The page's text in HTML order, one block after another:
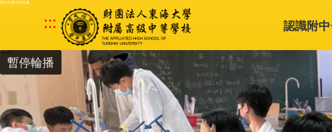
跳到主要內容區塊
::: 認識附中
暫停輪播